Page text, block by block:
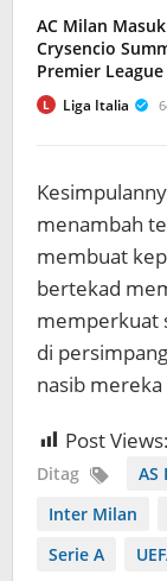
AC Milan
Crysencio
Premier League
L Liga Italia
menambah
membuat
bertekad
memperkuat
di
nasib
Post Views:
Ditag AS
Inter Milan
Serie A